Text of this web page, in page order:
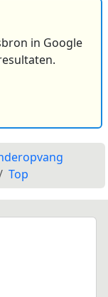
in Google
Top